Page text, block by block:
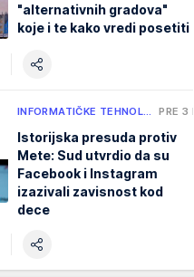
"alternativnih gradova"
koje i te kako vredi posetiti
INFORMATIČKE TEHNOL… PRE 3 H
Istorijska presuda protiv
Mete: Sud utvrdio da su
Facebook i Instagram
izazivali zavisnost kod
dece